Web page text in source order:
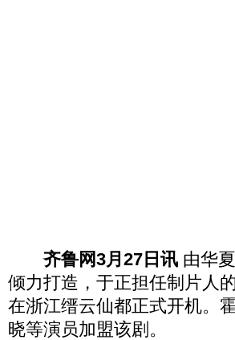
齐鲁网3月27日讯 由华
倾力打造，于正担任制片人
在浙江缙云仙都正式开机。
晓等演员加盟该剧。